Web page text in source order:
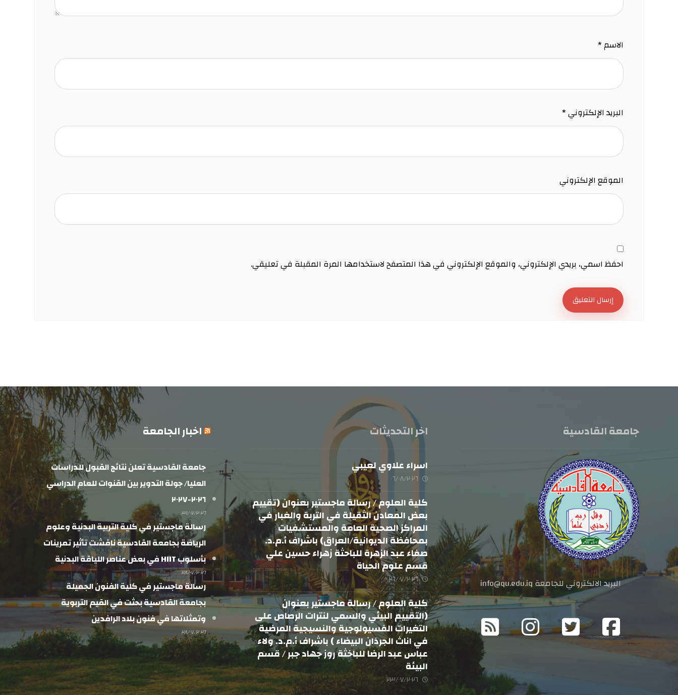
الاسم*
البريد الإلكتروني*
الموقع الإلكتروني
احفظ اسمي، بريدي الإلكتروني، والموقع الإلكتروني في هذا المتصفح لاستخدامها المرة المقبلة في تعليقي.
إرسال التعليق
جامعة القادسية
البريد الالكتروني للجامعة info@qu.edu.iq
اخر التحديثات
اسراء علاوي لعيبي
٠٦/٠٨/٢٠٢٦
كلية العلوم / رسالة ماجستير بعنوان (تقييم
بعض المعادن الثقيلة في التربة والغبار في
المراكز الصحية العامة والمستشفيات
بمحافظة الديوانية/العراق) باشراف أ.م.د.
صفاء عبد الزهرة للباحثة زهراء حسين علي
قسم علوم الحياة
٢٦/٠٧/٢٠٢٦
كلية العلوم / رسالة ماجستير بعنوان
(التقييم البيئي والسمي لنترات الرصاص على
التغيرات الفسيولوجية والنسيجية المرضية
في اناث الجرذان البيضاء ) باشراف أ.م.د. ولاء
عباس عبد الرضا للباخثة روز جهاد جبر / قسم
البيئة
٢٣/٠٧/٢٠٢٦
اخبار الجامعة
جامعة القادسية تعلن نتائج القبول للدراسات
العليا/ جولة التدوير بين القنوات للعام الدراسي
٢٠٢٦-٢٠٢٧
٣١/٠٧/٢٠٢٦
رسالة ماجستير في كلية التربية البدنية وعلوم
الرياضة بجامعة القادسية ناقشت تأثير تمرينات
بأسلوب HIIT في بعض عناصر اللياقة البدنية
٢٨/٠٧/٢٠٢٦
رسالة ماجستير في كلية الفنون الجميلة
بجامعة القادسية بحثت في القيم التربوية
وتمثلاتها في فنون بلاد الرافدين
٢٨/٠٧/٢٠٢٦